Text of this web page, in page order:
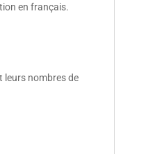
en français.
leurs nombres de